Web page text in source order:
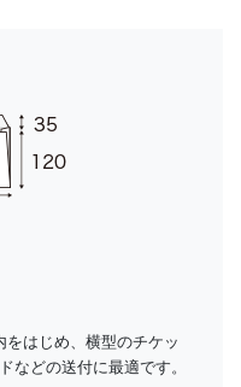
はじめ、横型のチケッ
などの送付に最適です。